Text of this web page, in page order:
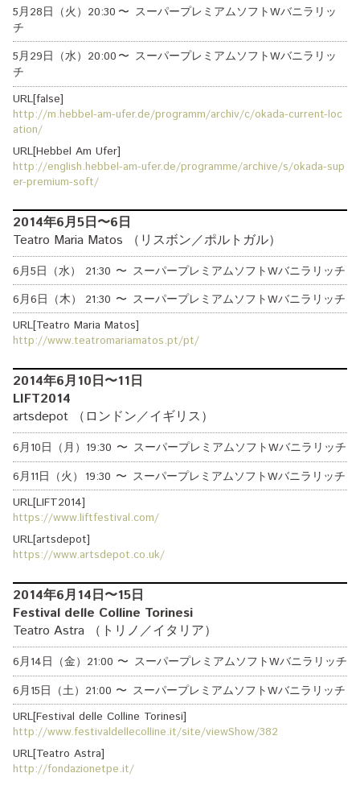
5月28日（火） 20:30 〜 スーパープレミアムソフトWバニラリッ
チ
5月29日（水） 20:00 〜 スーパープレミアムソフトWバニラリッ
チ
URL[false]
http://m.hebbel-am-ufer.de/programm/archiv/c/okada-current-loc
ation/
URL[Hebbel Am Ufer]
http://english.hebbel-am-ufer.de/programme/archive/s/okada-sup
er-premium-soft/
2014年6月5日〜6日
Teatro Maria Matos （リスボン／ポルトガル）
6月5日（水） 21:30 〜 スーパープレミアムソフトWバニラリッチ
6月6日（木）
21:30 〜 スーパープレミアムソフトWバニラリッチ
URL[Teatro Maria Matos]
http://www.teatromariamatos.pt/pt/
2014年6月10日〜11日
LIFT2014
artsdepot （ロンドン／イギリス）
6月10日（月） 19:30 〜 スーパープレミアムソフトWバニラリッチ
6月11日（火） 19:30 〜 スーパープレミアムソフトWバニラリッチ
URL[LIFT2014]
https://www.liftfestival.com/
URL[artsdepot]
https://www.artsdepot.co.uk/
2014年6月14日〜15日
Festival delle Colline Torinesi
Teatro Astra （トリノ／イタリア）
6月14日（金） 21:00 〜 スーパープレミアムソフトWバニラリッチ
6月15日（土） 21:00 〜 スーパープレミアムソフトWバニラリッチ
URL[Festival delle Colline Torinesi]
http://www.festivaldellecolline.it/site/viewShow/382
URL[Teatro Astra]
http://fondazionetpe.it/